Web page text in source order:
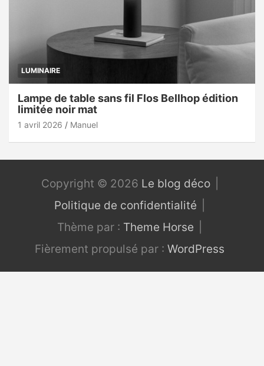
LUMINAIRE
Lampe de table sans fil Flos Bellhop édition
limitée noir mat
1 avril 2026 Manuel
Copyright © 2026 Le blog déco
Politique de confidentialité
Thème par : Theme Horse
Fièrement propulsé par : WordPress